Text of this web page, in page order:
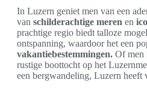
In Luzern geniet men van een
van schilderachtige meren en
prachtige regio biedt talloze
ontspanning, waardoor het een
vakantiebestemmingen. Of men
rustige boottocht op het
een bergwandeling, Luzern heeft